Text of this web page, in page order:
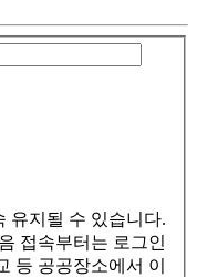
유지될 수 있습니다.
접속부터는 로그인
등 공공장소에서 이